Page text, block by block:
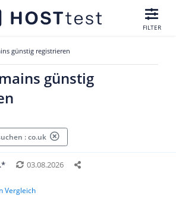
FILTER
günstig registrieren
günstig
: co.uk
03.08.2026
Vergleich